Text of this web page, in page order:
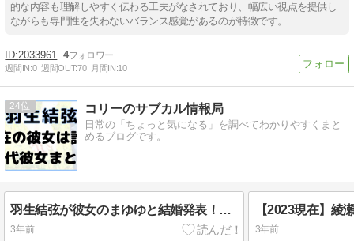
的な内容も理解しやすく伝わる工夫がなされており、幅広い視点を提供し
ながらも専門性を失わないバランス感覚があるのが特徴です。
2033961 4
週間IN:0 週間OUT:70 月間IN:10
24 コリーのサブカル情報局
日常の「ちょっと気になる」を調べてわかりやすくまと
めるブログです。
羽生結弦が彼女のまゆゆと結婚発表！？歴代熱愛まとめ！
3年前 3年前